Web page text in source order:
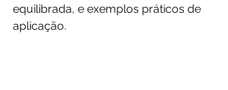
equilibrada, e exemplos práticos de
aplicação.